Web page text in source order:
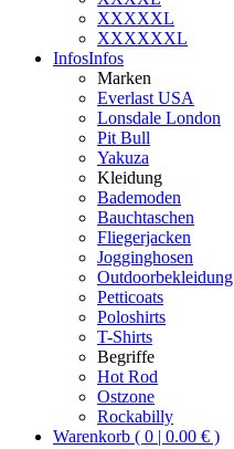
XXXXXL
XXXXXXL
InfosInfos
Marken
Everlast USA
Lonsdale London
Pit Bull
Yakuza
Kleidung
Bademoden
Bauchtaschen
Fliegerjacken
Jogginghosen
Outdoorbekleidung
Petticoats
Poloshirts
T-Shirts
Begriffe
Hot Rod
Ostzone
Rockabilly
Warenkorb ( 0 | 0.00 € )